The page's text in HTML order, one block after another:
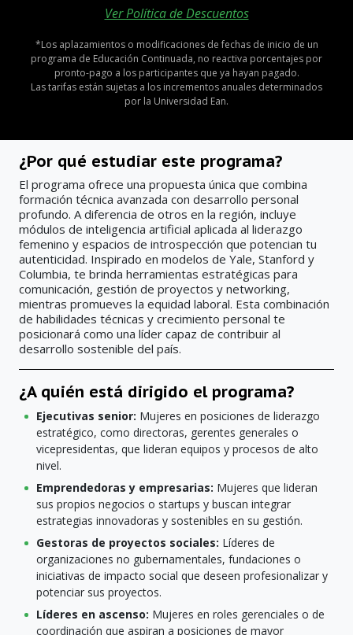
Ver Política de Descuentos
*Los aplazamientos o modificaciones de fechas de inicio de un
programa de Educación Continuada, no reactiva porcentajes por
pronto-pago a los participantes que ya hayan pagado.
Las tarifas están sujetas a los incrementos anuales determinados
por la Universidad Ean.
¿Por qué estudiar este programa?
El programa ofrece una propuesta única que combina
formación técnica avanzada con desarrollo personal
profundo. A diferencia de otros en la región, incluye
módulos de inteligencia artificial aplicada al liderazgo
femenino y espacios de introspección que potencian tu
autenticidad. Inspirado en modelos de Yale, Stanford y
Columbia, te brinda herramientas estratégicas para
comunicación, gestión de proyectos y networking,
mientras promueves la equidad laboral. Esta combinación
de habilidades técnicas y crecimiento personal te
posicionará como una líder capaz de contribuir al
desarrollo sostenible del país.
¿A quién está dirigido el programa?
Ejecutivas senior: Mujeres en posiciones de liderazgo
estratégico, como directoras, gerentes generales o
vicepresidentas, que lideran equipos y procesos de alto
nivel.
Emprendedoras y empresarias: Mujeres que lideran
sus propios negocios o startups y buscan integrar
estrategias innovadoras y sostenibles en su gestión.
Gestoras de proyectos sociales: Líderes de
organizaciones no gubernamentales, fundaciones o
iniciativas de impacto social que deseen profesionalizar y
potenciar sus proyectos.
Líderes en ascenso: Mujeres en roles gerenciales o de
coordinación que aspiran a posiciones de mayor